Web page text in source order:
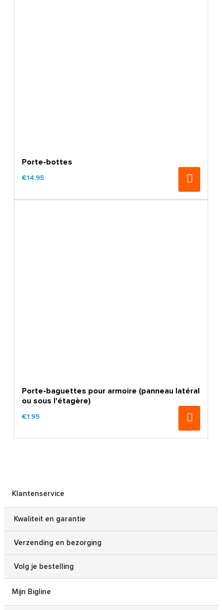
Porte-bottes
€14.95
Porte-baguettes pour armoire (panneau latéral
ou sous l'étagère)
€1.95
Klantenservice
Kwaliteit en garantie
Verzending en bezorging
Volg je bestelling
Mijn Bigline